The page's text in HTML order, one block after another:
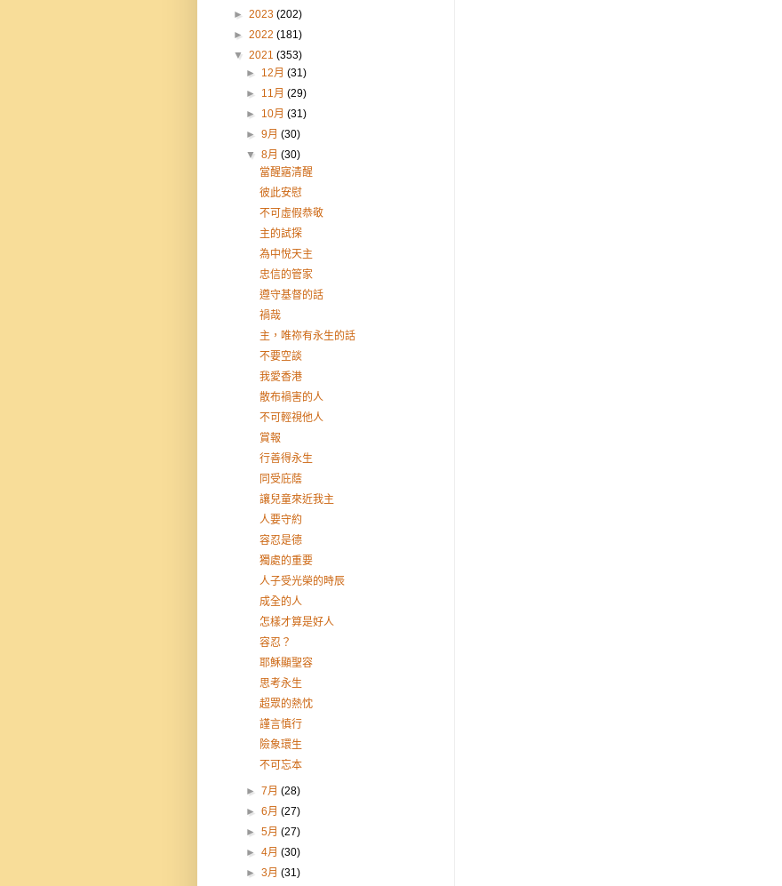
► 2023 (202)
► 2022 (181)
▼ 2021 (353)
► 12月(31)
► 11月(29)
► 10月(31)
►9月(30)
▼8月(30)
當醒寤清醒
彼此安慰
不可虛假恭敬
主的試探
為中悅天主
忠信的管家
遵守基督的話
禍哉
主，唯祢有永生的話
不要空談
我愛香港
散布禍害的人
不可輕視他人
賞報
行善得永生
同受庇蔭
讓兒童來近我主
人要守約
容忍是德
獨處的重要
人子受光榮的時辰
成全的人
怎樣才算是好人
容忍？
耶穌顯聖容
思考永生
超眾的熱忱
謹言慎行
險象環生
不可忘本
►7月(28)
►6月(27)
►5月(27)
►4月(30)
►3月(31)